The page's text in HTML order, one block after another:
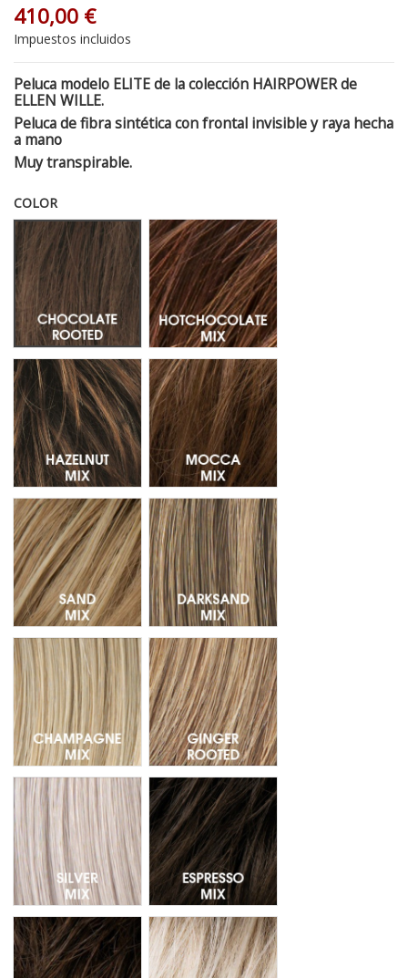
410,00 €
Impuestos incluidos
Peluca modelo ELITE de la colección HAIRPOWER de
ELLEN WILLE.
Peluca de fibra sintética con frontal invisible y raya hecha
a mano
Muy transpirable.
COLOR
Chocolate Rooted - Raiz oscura 830.6.4
Hotchocolate Mix - Mechas
Hazelnut Mix - Mechas 830.27.6Mocca Mix - Mechas 830.12.27
Sand Mix - Mechas 14.26.20Darksand Mix - Mechas 12.14.16
Champagne Mix - Mechas 20.26.25Ginger Rooted - Raíz oscura
Silver Mix - Mechas 60.56Espresso Mix - Mechas 4.6.2
Darkchocolate Mix - Mechas 6.33.4Lightchampagne Mix - Mechas